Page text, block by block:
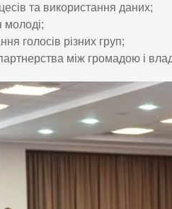
та використання даних;
молоді;
голосів різних груп;
партнерства між громадою і